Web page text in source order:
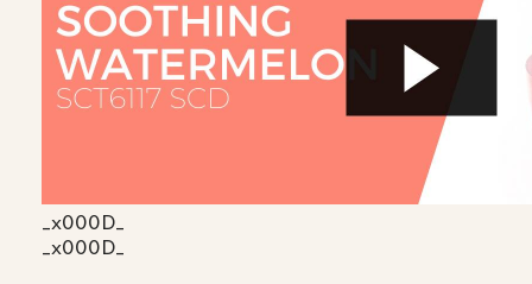
_x000D_
_x000D_